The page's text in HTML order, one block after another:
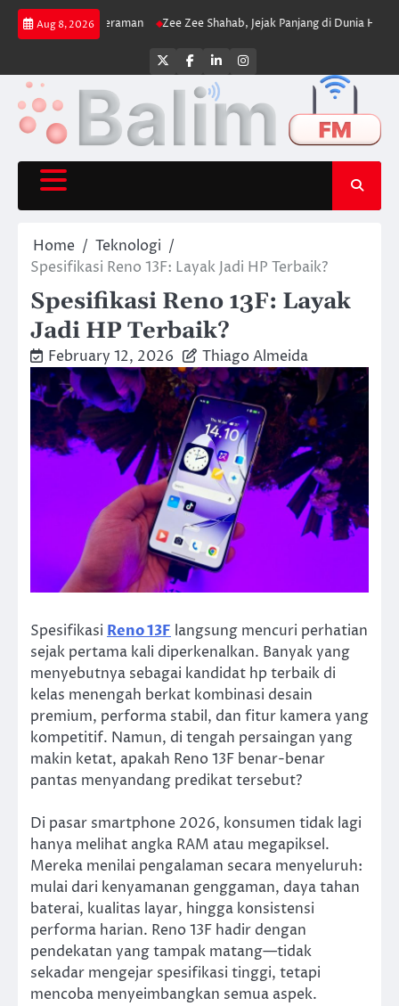
Skip
Aug 8, 2026
Cengkeraman Zee Zee Shahab, Jejak Panjang di Dunia Hiburan
Twitter
Facebook
LinkedInInstagram
Home
Teknologi
Spesifikasi Reno 13F: Layak Jadi HP Terbaik?
Spesifikasi Reno 13F: Layak
Jadi HP Terbaik?
February 12, 2026 Thiago Almeida
Spesifikasi Reno 13F langsung mencuri perhatian
sejak pertama kali diperkenalkan. Banyak yang
menyebutnya sebagai kandidat hp terbaik di
kelas menengah berkat kombinasi desain
premium, performa stabil, dan fitur kamera yang
kompetitif. Namun, di tengah persaingan yang
makin ketat, apakah Reno 13F benar-benar
pantas menyandang predikat tersebut?
Di pasar smartphone 2026, konsumen tidak lagi
hanya melihat angka RAM atau megapiksel.
Mereka menilai pengalaman secara menyeluruh:
mulai dari kenyamanan genggaman, daya tahan
baterai, kualitas layar, hingga konsistensi
performa harian. Reno 13F hadir dengan
pendekatan yang tampak matang—tidak
sekadar mengejar spesifikasi tinggi, tetapi
mencoba menyeimbangkan semua aspek.